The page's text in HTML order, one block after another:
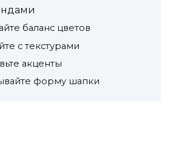
баланс цветов
с текстурами
акценты
форму шапки